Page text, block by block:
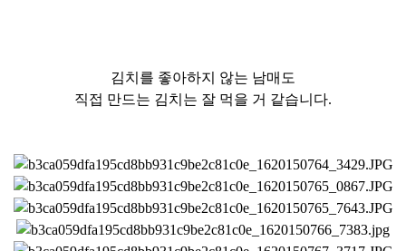
김치를 좋아하지 않는 남매도
직접 만드는 김치는 잘 먹을 거 같습니다.